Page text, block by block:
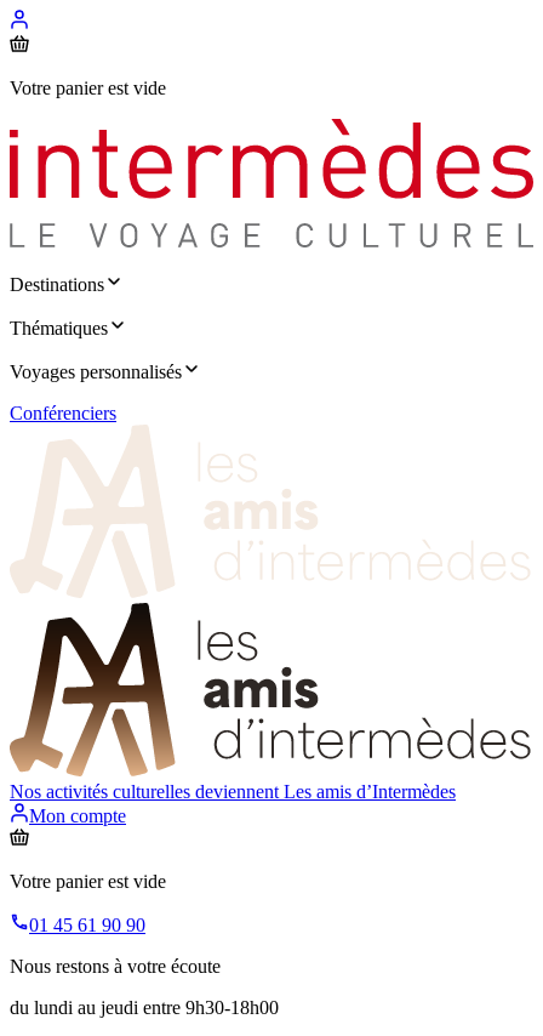
Votre panier est vide
Destinations
Thématiques
Voyages personnalisés
Conférenciers
Nos activités culturelles deviennent Les amis d’Intermèdes
Mon compte
Votre panier est vide
01 45 61 90 90
Nous restons à votre écoute
du lundi au jeudi entre 9h30-18h00